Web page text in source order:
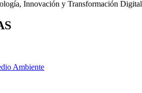
Innovación y Transformación Digital
Ambiente